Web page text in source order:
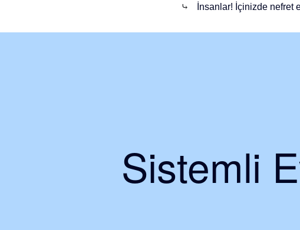
⤷
İnsanlar! İçinizde nefret
Sistemli